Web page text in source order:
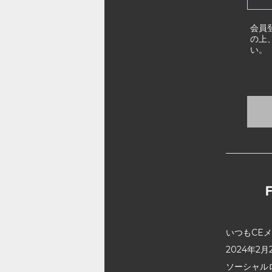
会員
の上
い。
いつもCE
2024年2月
ソーシャ